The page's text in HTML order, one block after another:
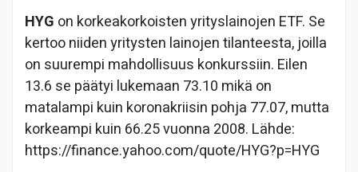
HYG on korkeakorkoisten yrityslainojen ETF. Se
kertoo niiden yritysten lainojen tilanteesta, joilla
on suurempi mahdollisuus konkurssiin. Eilen
13.6 se päätyi lukemaan 73.10 mikä on
matalampi kuin koronakriisin pohja 77.07, mutta
korkeampi kuin 66.25 vuonna 2008. Lähde:
https://finance.yahoo.com/quote/HYG?p=HYG